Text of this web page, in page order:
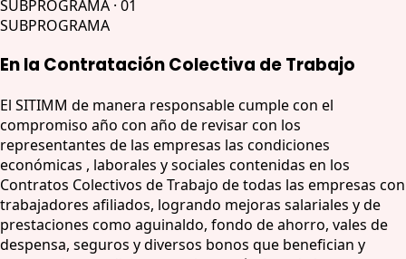
SUBPROGRAMA · 01
SUBPROGRAMA
En la Contratación Colectiva de Trabajo
El SITIMM de manera responsable cumple con el
compromiso año con año de revisar con los
representantes de las empresas las condiciones
económicas , laborales y sociales contenidas en los
Contratos Colectivos de Trabajo de todas las empresas con
trabajadores afiliados, logrando mejoras salariales y de
prestaciones como aguinaldo, fondo de ahorro, vales de
despensa, seguros y diversos bonos que benefician y